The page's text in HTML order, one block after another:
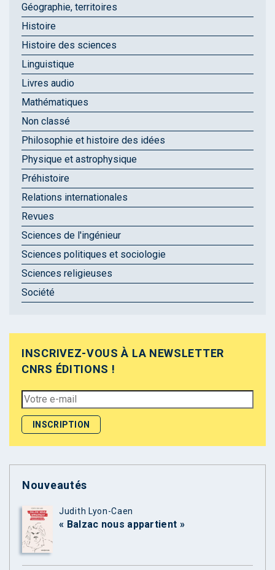
Géographie, territoires
Histoire
Histoire des sciences
Linguistique
Livres audio
Mathématiques
Non classé
Philosophie et histoire des idées
Physique et astrophysique
Préhistoire
Relations internationales
Revues
Sciences de l'ingénieur
Sciences politiques et sociologie
Sciences religieuses
Société
INSCRIVEZ-VOUS À LA NEWSLETTER
CNRS ÉDITIONS !
Nouveautés
Judith Lyon-Caen
« Balzac nous appartient »